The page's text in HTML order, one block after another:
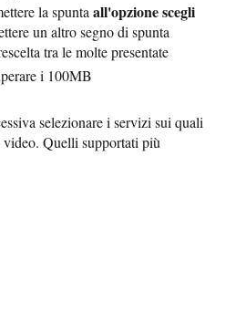
la spuntaall'opzione scegli
un altro segno di spunta
tra le molte presentate
i 100MB
selezionare i servizi sui quali
Quelli supportati più